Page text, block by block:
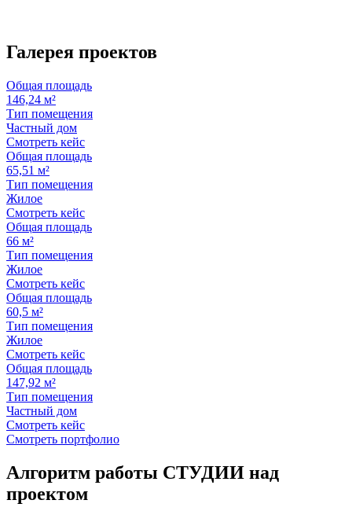
Галерея проектов
Общая площадь
146,24 м²
Тип помещения
Частный дом
Смотреть кейс
Общая площадь
65,51 м²
Тип помещения
Жилое
Смотреть кейс
Общая площадь
66 м²
Тип помещения
Жилое
Смотреть кейс
Общая площадь
60,5 м²
Тип помещения
Жилое
Смотреть кейс
Общая площадь
147,92 м²
Тип помещения
Частный дом
Смотреть кейс
Смотреть портфолио
Алгоритм работы СТУДИИ над
проектом